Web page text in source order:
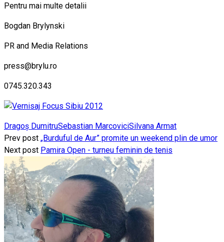
Pentru mai multe detalii
Bogdan Brylynski
PR and Media Relations
press@brylu.ro
0745.320.343
Dragoș DumitruSebastian MarcoviciSilvana Armat
Prev post „Burduful de Aur” promite un weekend plin de umor
Next post Pamira Open - turneu feminin de tenis